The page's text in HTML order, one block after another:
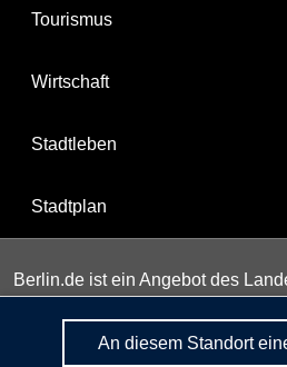
An diesem Standort
Tourismus
Wirtschaft
Stadtleben
Stadtplan
Berlin.de ist ein Angebot des